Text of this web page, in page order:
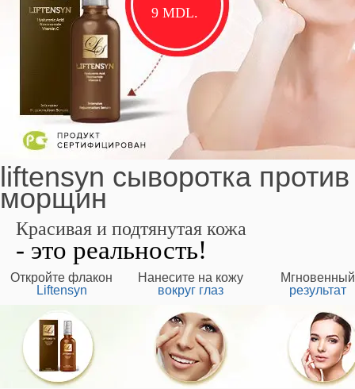
9 MDL.
liftensyn сыворотка против
морщин
Красивая и подтянутая кожа
- это реальность!
Откройте флакон
Liftensyn
Нанесите на кожу
вокруг глаз
Мгновенный
результат